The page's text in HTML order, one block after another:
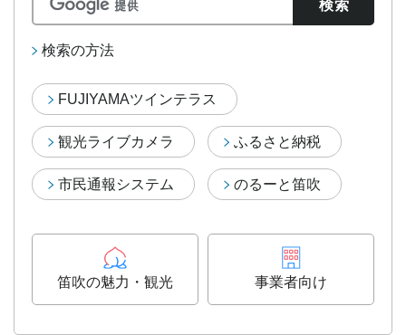
検索の方法
FUJIYAMAツインテラス
観光ライブカメラ ふるさと納税
市民通報システム のるーと笛吹
笛吹の魅力・観光 事業者向け